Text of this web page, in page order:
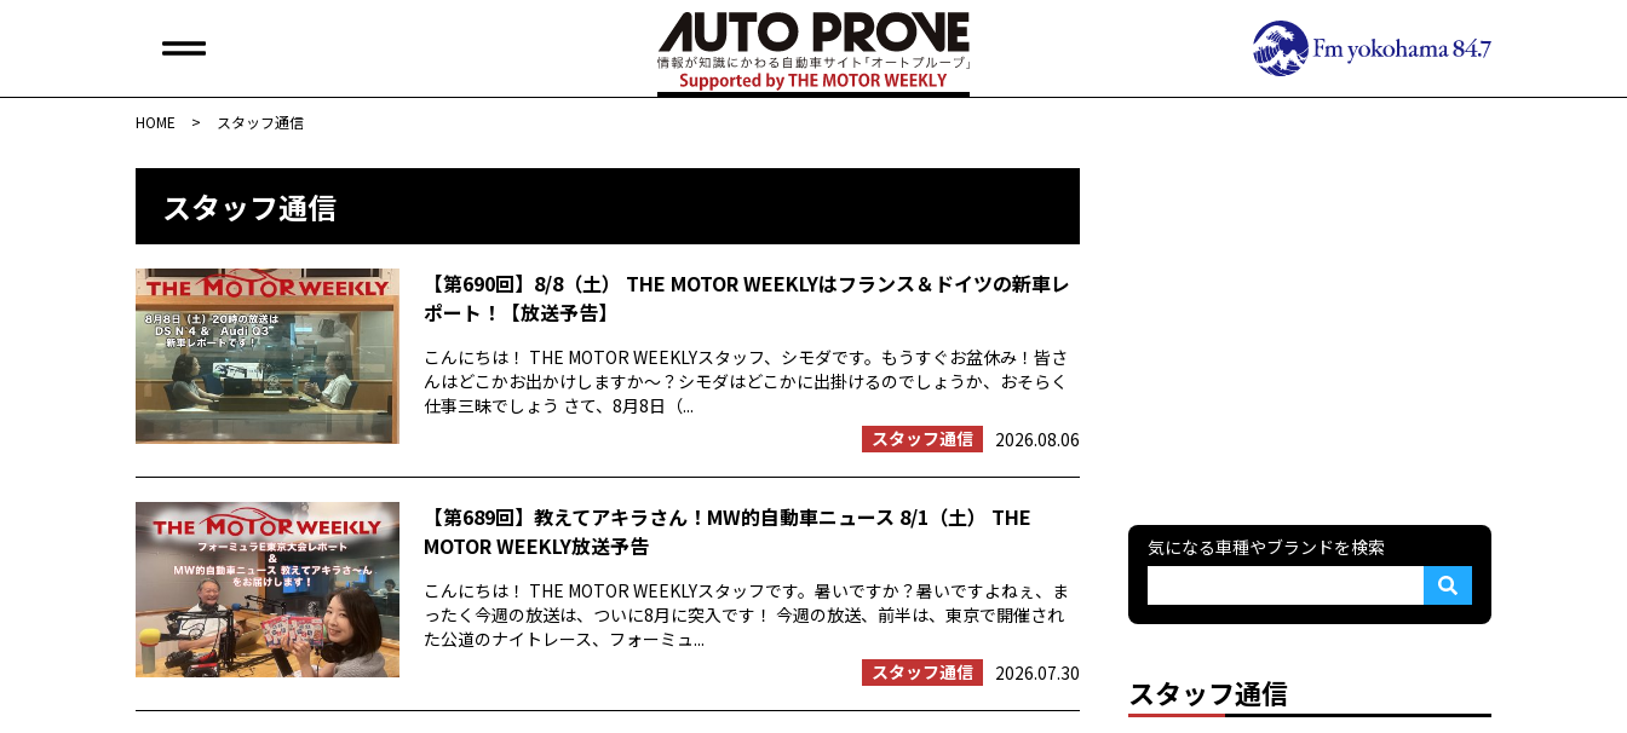
HOME > スタッフ通信
スタッフ通信
【第690回】8/8（土） THE MOTOR WEEKLYはフランス＆ドイツの新車レ
ポート！【放送予告】
こんにちは！ THE MOTOR WEEKLYスタッフ、シモダです。もうすぐお盆休み！皆さ
んはどこかお出かけしますか〜？シモダはどこかに出掛けるのでしょうか、おそらく
仕事三昧でしょう さて、8月8日（...
スタッフ通信
2026.08.06
【第689回】教えてアキラさん！MW的自動車ニュース 8/1（土） THE
MOTOR WEEKLY放送予告
こんにちは！ THE MOTOR WEEKLYスタッフです。暑いですか？暑いですよねぇ、ま
ったく今週の放送は、ついに8月に突入です！ 今週の放送、前半は、東京で開催され
た公道のナイトレース、フォーミュ...
スタッフ通信
2026.07.30
気になる車種やブランドを検索
スタッフ通信